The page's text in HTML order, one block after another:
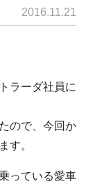
2016.11.21
ラーダ社員に
ので、今回か
す。
っている愛車